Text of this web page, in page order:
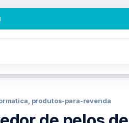
produtos-para-revenda